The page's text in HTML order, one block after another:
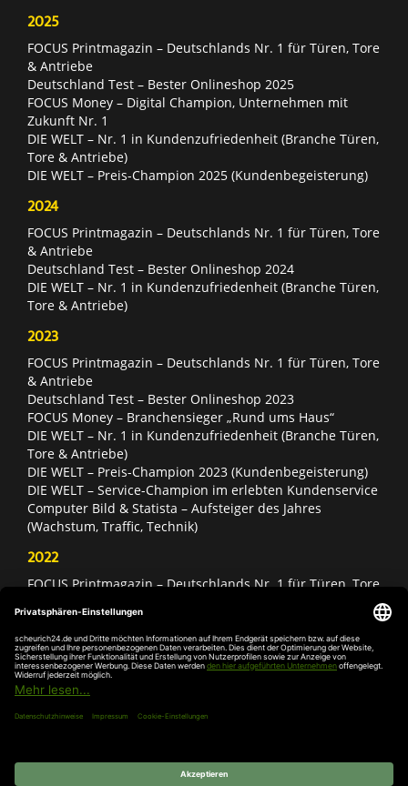
2025
FOCUS Printmagazin – Deutschlands Nr. 1 für Türen, Tore
& Antriebe
Deutschland Test – Bester Onlineshop 2025
FOCUS Money – Digital Champion, Unternehmen mit
Zukunft Nr. 1
DIE WELT – Nr. 1 in Kundenzufriedenheit (Branche Türen,
Tore & Antriebe)
DIE WELT – Preis-Champion 2025 (Kundenbegeisterung)
2024
FOCUS Printmagazin – Deutschlands Nr. 1 für Türen, Tore
& Antriebe
Deutschland Test – Bester Onlineshop 2024
DIE WELT – Nr. 1 in Kundenzufriedenheit (Branche Türen,
Tore & Antriebe)
2023
FOCUS Printmagazin – Deutschlands Nr. 1 für Türen, Tore
& Antriebe
Deutschland Test – Bester Onlineshop 2023
FOCUS Money – Branchensieger „Rund ums Haus“
DIE WELT – Nr. 1 in Kundenzufriedenheit (Branche Türen,
Tore & Antriebe)
DIE WELT – Preis-Champion 2023 (Kundenbegeisterung)
DIE WELT – Service-Champion im erlebten Kundenservice
Computer Bild & Statista – Aufsteiger des Jahres
(Wachstum, Traffic, Technik)
2022
FOCUS Printmagazin – Deutschlands Nr. 1 für Türen, Tore
Deutschland Test – Bester Onlineshop 2022
FOCUS Money – Branchensieger „Rund ums Haus“
DIE WELT – Service-Champion im erlebten Kundenservice
DIE WELT – Branchengewinner Gold-Rang (Türen, Tore &
Antriebe)